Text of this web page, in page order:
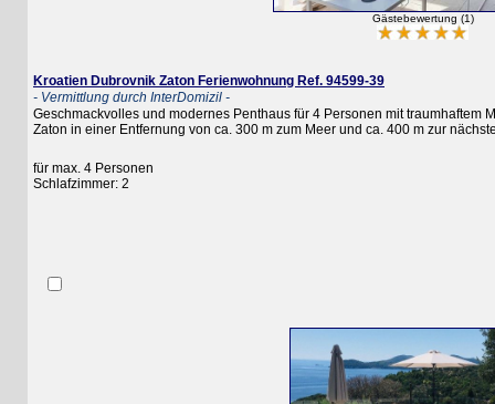
Gästebewertung (1)
Kroatien Dubrovnik Zaton Ferienwohnung Ref. 94599-39
- Vermittlung durch InterDomizil -
Geschmackvolles und modernes Penthaus für 4 Personen mit traumhaftem
Zaton in einer Entfernung von ca. 300 m zum Meer und ca. 400 m zur nächsten
für max. 4 Personen
Schlafzimmer: 2